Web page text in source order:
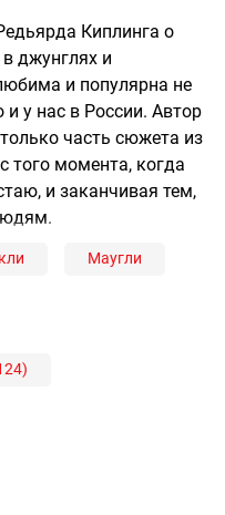
Киплинга о
джунглях и
и популярна не
и у нас в России. Автор
часть сюжета из
того момента, когда
и заканчивая тем,
Маугли